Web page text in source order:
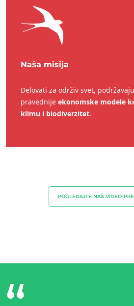
ECOCERT
Naša misija
Delovati za održiv svet,
pravednije ekonomske modele
klimu i biodiverzitet.
POGLEDAJTE NAŠ VIDEO-